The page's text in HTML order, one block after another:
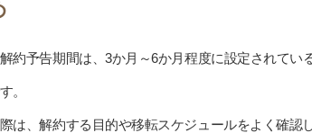
約予告期間は、3か月～6か月程度に設定されてい
。
は、解約する目的や移転スケジュールをよく確認